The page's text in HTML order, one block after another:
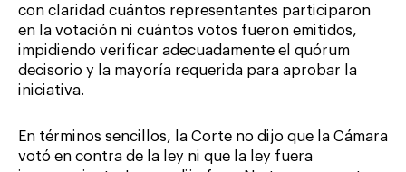
con claridad cuántos representantes participaron
en la votación ni cuántos votos fueron emitidos,
impidiendo verificar adecuadamente el quórum
decisorio y la mayoría requerida para aprobar la
iniciativa.
En términos sencillos, la Corte no dijo que la Cámara
votó en contra de la ley ni que la ley fuera